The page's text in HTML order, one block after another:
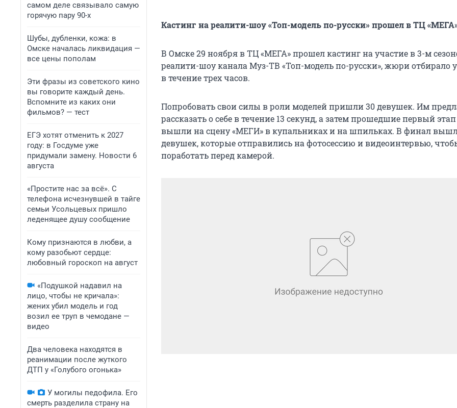
самом деле связывало самую
горячую пару 90-х
Шубы, дубленки, кожа: в
Омске началась ликвидация —
все цены пополам
Эти фразы из советского кино
вы говорите каждый день.
Вспомните из каких они
фильмов? — тест
ЕГЭ хотят отменить к 2027
году: в Госдуме уже
придумали замену. Новости 6
августа
«Простите нас за всё». С
телефона исчезнувшей в тайге
семьи Усольцевых пришло
леденящее душу сообщение
Кому признаются в любви, а
кому разобьют сердце:
любовный гороскоп на август
«Подушкой надавил на
лицо, чтобы не кричала»:
жених убил модель и год
возил ее труп в чемодане —
видео
Два человека находятся в
реанимации после жуткого
ДТП у «Голубого огонька»
У могилы педофила. Его
смерть разделила страну на
Кастинг на реалити-шоу «Топ-модель по-русски» прошел в ТЦ
В Омске 29 ноября в ТЦ «МЕГА» прошел кастинг на участие в 3-м
реалити-шоу канала Муз-ТВ «Топ-модель по-русски», жюри отбирало
в течение трех часов.
Попробовать свои силы в роли моделей пришли 30 девушек. Им
рассказать о себе в течение 13 секунд, а затем прошедшие первый
вышли на сцену «МЕГИ» в купальниках и на шпильках. В финал
девушек, которые отправились на фотосессию и видеоинтервью,
поработать перед камерой.